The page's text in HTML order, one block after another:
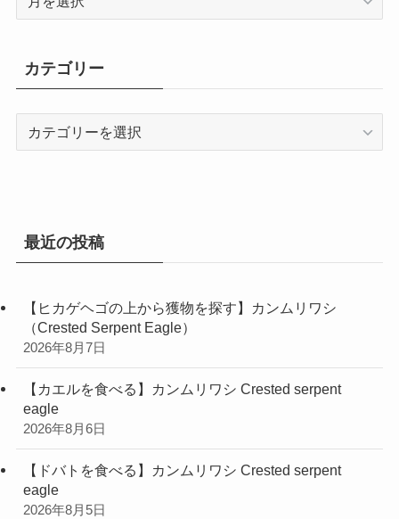
ブ
カテゴリー
最近の投稿
【ヒカゲヘゴの上から獲物を探す】カンムリワシ
（Crested Serpent Eagle）
2026年8月7日
【カエルを食べる】カンムリワシ Crested serpent
eagle
2026年8月6日
【ドバトを食べる】カンムリワシ Crested serpent
eagle
2026年8月5日